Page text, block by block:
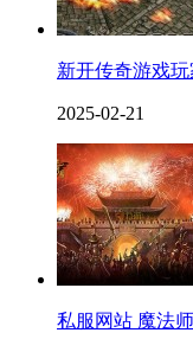
新开传奇游戏
2025-02-21
私服网站 魔法